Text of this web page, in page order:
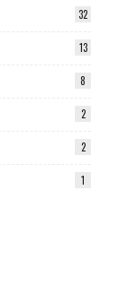
32
13
8
2
2
1